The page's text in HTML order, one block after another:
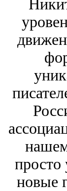
просто
новые